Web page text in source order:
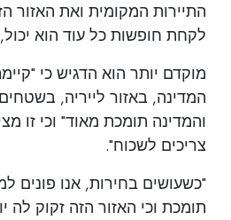
התיירות המקומית ואת האזור
לקחת חופשות כל עוד הוא
מוקדם יותר הוא הדגיש כי
המדינה, באזור לייריה,
והמדינה תומכת מאוד" וכי זו
צריכים לשכוח".
"כשעושים בחירות, אנו פונים
תומכת וכי האזור הזה זקוק לה